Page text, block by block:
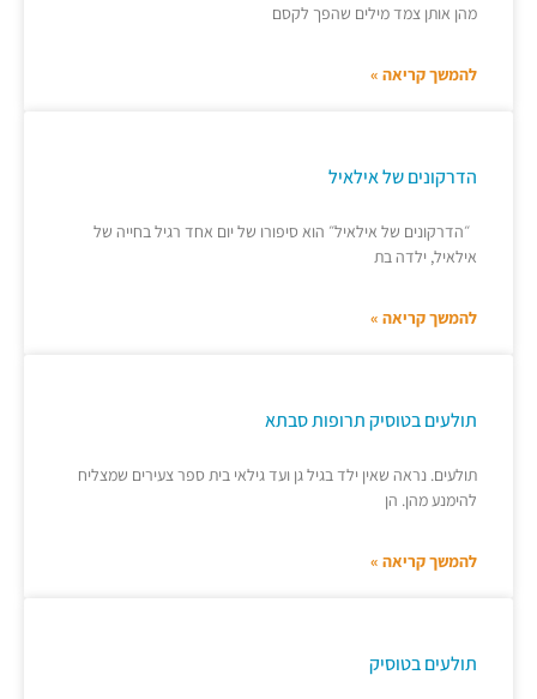
מהן אותן צמד מילים שהפך לקסם
להמשך קריאה »
הדרקונים של אילאיל
״הדרקונים של אילאיל״ הוא סיפורו של יום אחד רגיל בחייה של
אילאיל, ילדה בת
להמשך קריאה »
תולעים בטוסיק תרופות סבתא
תולעים. נראה שאין ילד בגיל גן ועד גילאי בית ספר צעירים שמצליח
להימנע מהן. הן
להמשך קריאה »
תולעים בטוסיק